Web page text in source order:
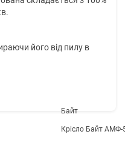
його від пилу в
Байт
Крісло Байт АМФ-